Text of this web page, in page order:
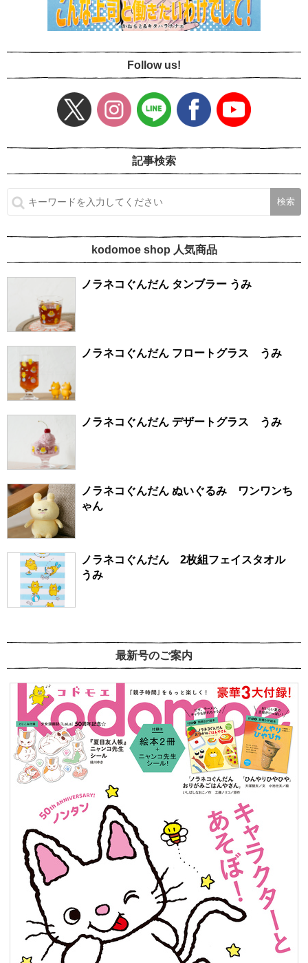
Follow us!
記事検索
kodomoe shop 人気商品
ノラネコぐんだん タンブラー うみ
ノラネコぐんだん フロートグラス うみ
ノラネコぐんだん デザートグラス うみ
ノラネコぐんだん ぬいぐるみ ワンワンち
ゃん
ノラネコぐんだん 2枚組フェイスタオル
うみ
最新号のご案内